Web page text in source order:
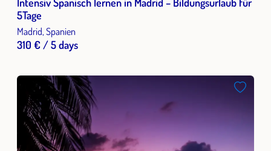
Intensiv Spanisch lernen in Madrid – Bildungsurlaub für
5Tage
Madrid, Spanien
310 € / 5 days